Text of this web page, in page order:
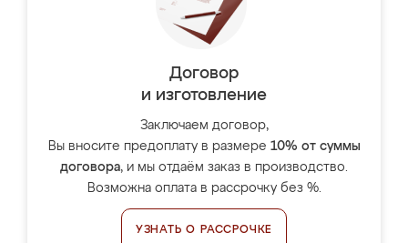
Договор
и изготовление
Заключаем договор,
Вы вносите предоплату в размере 10% от суммы
договора, и мы отдаём заказ в производство.
Возможна оплата в рассрочку без %.
УЗНАТЬ О РАССРОЧКЕ